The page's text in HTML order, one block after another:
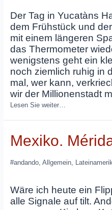
Der Tag in Yucatàns
dem Frühstück und
mit einem längeren
das Thermometer
wenigstens geht ein
noch ziemlich ruhig in
mal, wer kann,
wir der Millionenstadt
Lesen Sie weiter…
Mexiko.
#andando, Allgemein,
Wäre ich heute ein
alle Signale auf tilt.